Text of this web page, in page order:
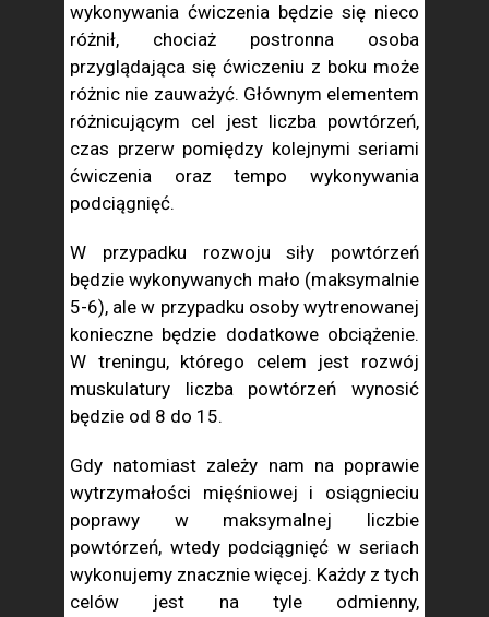
wykonywania ćwiczenia będzie się nieco
różnił, chociaż postronna osoba
przyglądająca się ćwiczeniu z boku może
różnic nie zauważyć. Głównym elementem
różnicującym cel jest liczba powtórzeń,
czas przerw pomiędzy kolejnymi seriami
ćwiczenia oraz tempo wykonywania
podciągnięć.
W przypadku rozwoju siły powtórzeń
będzie wykonywanych mało (maksymalnie
5-6), ale w przypadku osoby wytrenowanej
konieczne będzie dodatkowe obciążenie.
W treningu, którego celem jest rozwój
muskulatury liczba powtórzeń wynosić
będzie od 8 do 15.
Gdy natomiast zależy nam na poprawie
wytrzymałości mięśniowej i osiągnieciu
poprawy w maksymalnej liczbie
powtórzeń, wtedy podciągnięć w seriach
wykonujemy znacznie więcej. Każdy z tych
celów jest na tyle odmienny,